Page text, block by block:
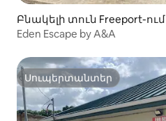
Բնակելի տուն Freeport-ում
Eden Escape by A&A
Սուպերտանտեր
Սուպերտանտեր